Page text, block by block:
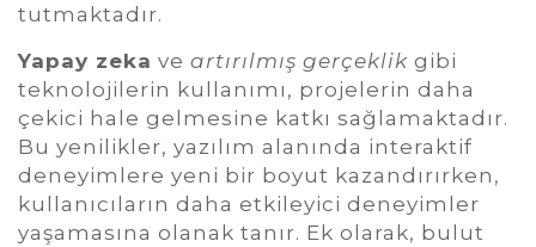
tutmaktadır.
Yapay zeka ve artırılmış gerçeklik gibi
teknolojilerin kullanımı, projelerin daha
çekici hale gelmesine katkı sağlamaktadır.
Bu yenilikler, yazılım alanında interaktif
deneyimlere yeni bir boyut kazandırırken,
kullanıcıların daha etkileyici deneyimler
yaşamasına olanak tanır. Ek olarak, bulut